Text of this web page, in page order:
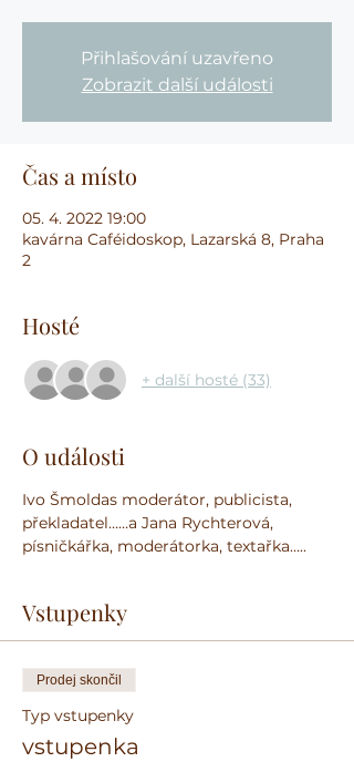
Přihlašování uzavřeno
Zobrazit další události
Čas a místo
05. 4. 2022 19:00
kavárna Caféidoskop, Lazarská 8, Praha
2
Hosté
+ další hosté (33)
O události
Ivo Šmoldas moderátor, publicista,
překladatel……a Jana Rychterová,
písničkářka, moderátorka, textařka…..
Vstupenky
Prodej skončil
Typ vstupenky
vstupenka